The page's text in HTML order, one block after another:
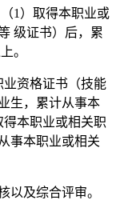
1）取得本职业或
级证书）后，累
。
业资格证书（技能
生，累计从事本
本职业或相关职
事本职业或相关
以及综合评审。